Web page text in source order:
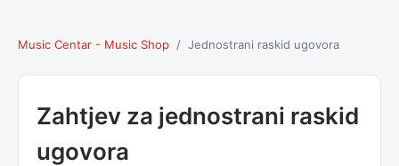
Music Centar - Music Shop / Jednostrani raskid ugovora
Zahtjev za jednostrani raskid
ugovora